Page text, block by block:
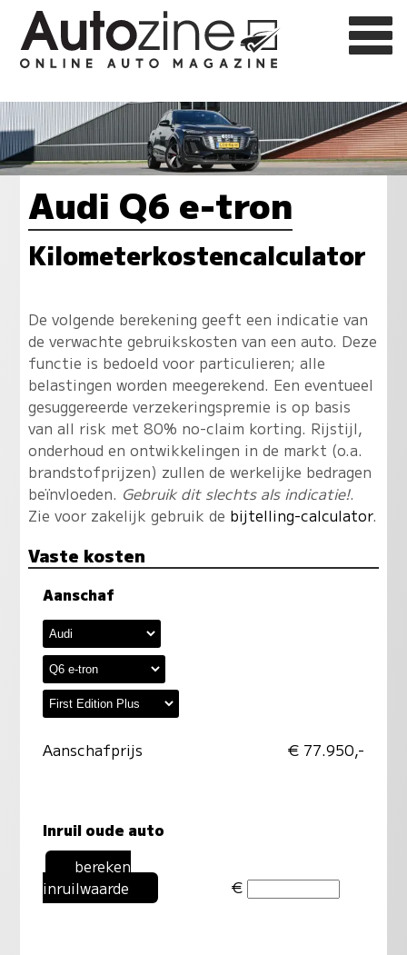
Audi Q6 e-tron
Kilometerkostencalculator
De volgende berekening geeft een indicatie van
de verwachte gebruikskosten van een auto. Deze
functie is bedoeld voor particulieren; alle
belastingen worden meegerekend. Een eventueel
gesuggereerde verzekeringspremie is op basis
van all risk met 80% no-claim korting. Rijstijl,
onderhoud en ontwikkelingen in de markt (o.a.
brandstofprijzen) zullen de werkelijke bedragen
beïnvloeden. Gebruik dit slechts als indicatie!.
Zie voor zakelijk gebruik de bijtelling-calculator.
Vaste kosten
Aanschaf
Aanschafprijs € 77.950,-
Inruil oude auto
bereken
inruilwaarde
€